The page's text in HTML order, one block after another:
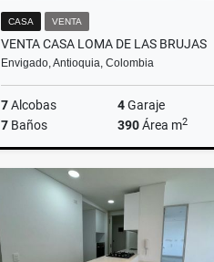
CASA VENTA
VENTA CASA LOMA DE LAS BRUJAS
Envigado, Antioquia, Colombia
7Alcobas 4Garaje
7 Baños 390Área m2
$1.850.000.000